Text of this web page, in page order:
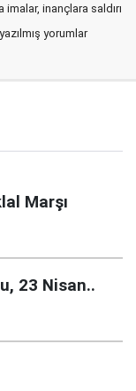
inançlara saldırı
yorumlar
Marşı
23 Nisan..